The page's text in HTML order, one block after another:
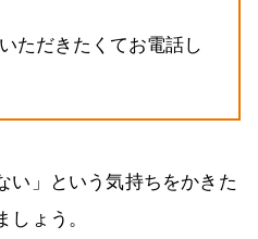
ただきたくてお電話し
い」という気持ちをかきた
しょう。